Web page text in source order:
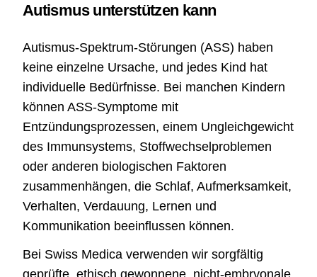
Autismus unterstützen kann
Autismus-Spektrum-Störungen (ASS) haben
keine einzelne Ursache, und jedes Kind hat
individuelle Bedürfnisse. Bei manchen Kindern
können ASS-Symptome mit
Entzündungsprozessen, einem Ungleichgewicht
des Immunsystems, Stoffwechselproblemen
oder anderen biologischen Faktoren
zusammenhängen, die Schlaf, Aufmerksamkeit,
Verhalten, Verdauung, Lernen und
Kommunikation beeinflussen können.
Bei Swiss Medica verwenden wir sorgfältig
geprüfte, ethisch gewonnene, nicht-embryonale